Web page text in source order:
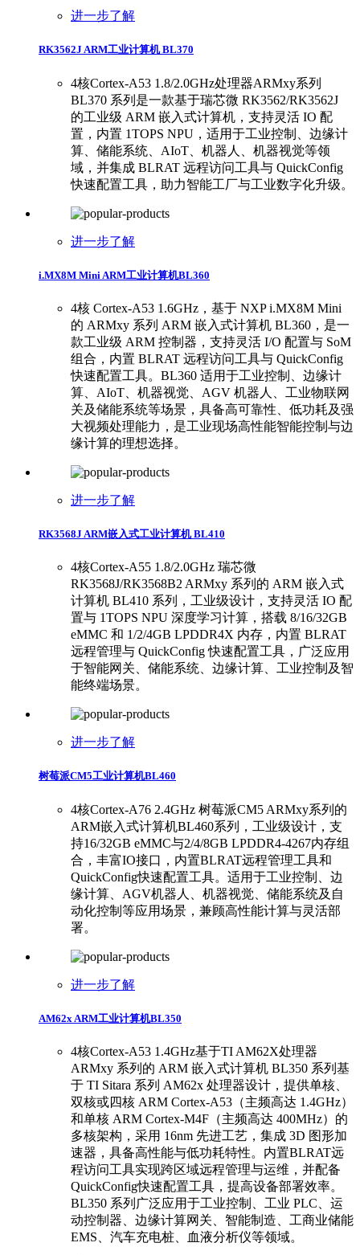
进一步了解
RK3562J ARM工业计算机 BL370
4核Cortex-A53 1.8/2.0GHz处理器ARMxy系列
BL370 系列是一款基于瑞芯微 RK3562/RK3562J
的工业级 ARM 嵌入式计算机，支持灵活 IO 配
置，内置 1TOPS NPU，适用于工业控制、边缘计
算、储能系统、AIoT、机器人、机器视觉等领
域，并集成 BLRAT 远程访问工具与 QuickConfig
快速配置工具，助力智能工厂与工业数字化升级。
进一步了解
i.MX8M Mini ARM工业计算机BL360
4核 Cortex-A53 1.6GHz，基于 NXP i.MX8M Mini
的 ARMxy 系列 ARM 嵌入式计算机 BL360，是一
款工业级 ARM 控制器，支持灵活 I/O 配置与 SoM
组合，内置 BLRAT 远程访问工具与 QuickConfig
快速配置工具。BL360 适用于工业控制、边缘计
算、AIoT、机器视觉、AGV 机器人、工业物联网
关及储能系统等场景，具备高可靠性、低功耗及强
大视频处理能力，是工业现场高性能智能控制与边
缘计算的理想选择。
进一步了解
RK3568J ARM嵌入式工业计算机 BL410
4核Cortex-A55 1.8/2.0GHz 瑞芯微
RK3568J/RK3568B2 ARMxy 系列的 ARM 嵌入式
计算机 BL410 系列，工业级设计，支持灵活 IO 配
置与 1TOPS NPU 深度学习计算，搭载 8/16/32GB
eMMC 和 1/2/4GB LPDDR4X 内存，内置 BLRAT
远程管理与 QuickConfig 快速配置工具，广泛应用
于智能网关、储能系统、边缘计算、工业控制及智
能终端场景。
进一步了解
树莓派CM5工业计算机BL460
4核Cortex-A76 2.4GHz 树莓派CM5 ARMxy系列的
ARM嵌入式计算机BL460系列，工业级设计，支
持16/32GB eMMC与2/4/8GB LPDDR4-4267内存组
合，丰富IO接口，内置BLRAT远程管理工具和
QuickConfig快速配置工具。适用于工业控制、边
缘计算、AGV机器人、机器视觉、储能系统及自
动化控制等应用场景，兼顾高性能计算与灵活部
署。
进一步了解
AM62x ARM工业计算机BL350
4核Cortex-A53 1.4GHz基于TI AM62X处理器
ARMxy 系列的 ARM 嵌入式计算机 BL350 系列基
于 TI Sitara 系列 AM62x 处理器设计，提供单核、
双核或四核 ARM Cortex-A53（主频高达 1.4GHz）
和单核 ARM Cortex-M4F（主频高达 400MHz）的
多核架构，采用 16nm 先进工艺，集成 3D 图形加
速器，具备高性能与低功耗特性。内置BLRAT远
程访问工具实现跨区域远程管理与运维，并配备
QuickConfig快速配置工具，提高设备部署效率。
BL350 系列广泛应用于工业控制、工业 PLC、运
动控制器、边缘计算网关、智能制造、工商业储能
EMS、汽车充电桩、血液分析仪等领域。